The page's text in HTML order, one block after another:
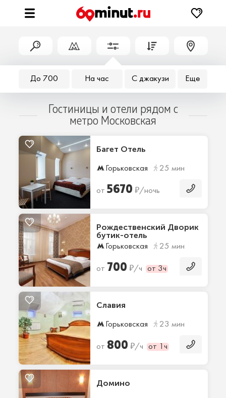
До 700 На час С джакузи Еще
Гостиницы и отели рядом с
метро Московская
Багет Отель
Горьковская 25 мин
от 5670 ₽/ночь
Рождественский Дворик
бутик-отель
Горьковская 25 мин
от 700 ₽/ч от 3ч
Славия
Горьковская 23 мин
от 800 ₽/ч от 1ч
Домино